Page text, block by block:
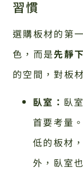
習慣
選購板材的第
色，而是先靜
的空間，對板
臥室： 臥
首要考量
低的板材
外，臥室